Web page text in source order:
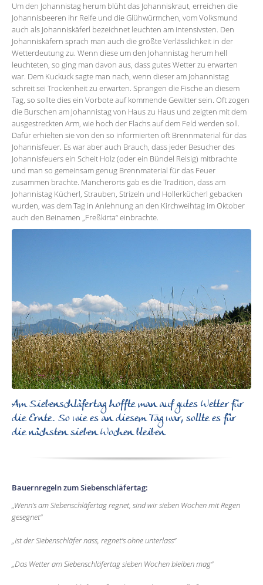
Um den Johannistag herum blüht das Johanniskraut, erreichen die
Johannisbeeren ihr Reife und die Glühwürmchen, vom Volksmund
auch als Johanniskäferl bezeichnet leuchten am intensivsten. Den
Johanniskäfern sprach man auch die größte Verlässlichkeit in der
Wetterdeutung zu. Wenn diese um den Johannistag herum hell
leuchteten, so ging man davon aus, dass gutes Wetter zu erwarten
war. Dem Kuckuck sagte man nach, wenn dieser am Johannistag
schreit sei Trockenheit zu erwarten. Sprangen die Fische an diesem
Tag, so sollte dies ein Vorbote auf kommende Gewitter sein. Oft zogen
die Burschen am Johannistag von Haus zu Haus und zeigten mit dem
ausgestreckten Arm, wie hoch der Flachs auf dem Feld werden soll.
Dafür erhielten sie von den so informierten oft Brennmaterial für das
Johannisfeuer. Es war aber auch Brauch, dass jeder Besucher des
Johannisfeuers ein Scheit Holz (oder ein Bündel Reisig) mitbrachte
und man so gemeinsam genug Brennmaterial für das Feuer
zusammen brachte. Mancherorts gab es die Tradition, dass am
Johannistag Kücherl, Strauben, Strizeln und Hollerkücherl gebacken
wurden, was dem Tag in Anlehnung an den Kirchweihtag im Oktober
auch den Beinamen „Freßkirta“ einbrachte.
Am Siebenschläfertag hoffte man auf gutes Wetter für
die Ernte. So wie es an diesem Tag war, sollte es für
die nächsten sieben Wochen bleiben
Bauernregeln zum Siebenschläfertag:
„Wenn’s am Siebenschläfertag regnet, sind wir sieben Wochen mit Regen
gesegnet“
„Ist der Siebenschläfer nass, regnet’s ohne unterlass“
„Das Wetter am Siebenschläfertag sieben Wochen bleiben mag“